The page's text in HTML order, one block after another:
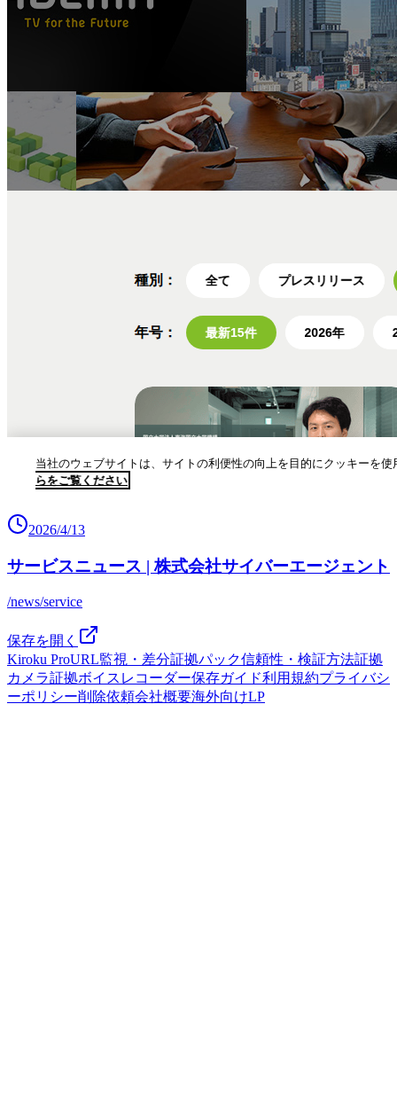
2026/4/13
サービスニュース | 株式会社サイバーエージェント
/news/service
保存を開く
Kiroku ProURL監視・差分証拠パック信頼性・検証方法証拠
カメラ証拠ボイスレコーダー保存ガイド利用規約プライバシ
ーポリシー削除依頼会社概要海外向けLP